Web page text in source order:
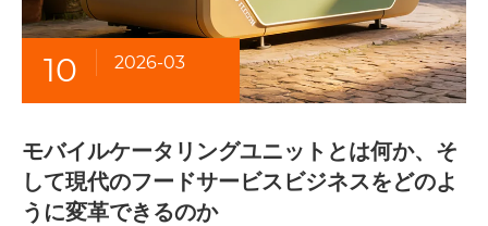
10 2026-03
モバイルケータリングユニットとは何か、そ
して現代のフードサービスビジネスをどのよ
うに変革できるのか